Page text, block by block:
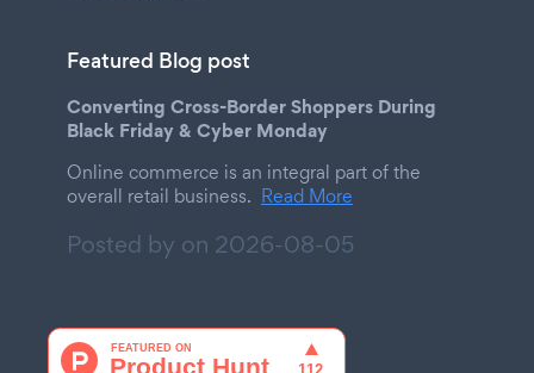
Featured Blog post
Converting Cross-Border Shoppers During
Black Friday & Cyber Monday
Online commerce is an integral part of the
overall retail business. Read More
Posted by on 2026-08-05